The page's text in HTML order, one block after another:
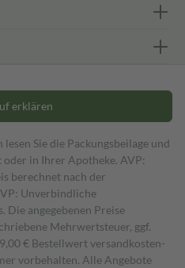
erklären
Sie die Packungsbeilage und
in Ihrer Apotheke. AVP:
berechnet nach der
Unverbindliche
Die angegebenen Preise
Mehrwertsteuer, ggf.
€ Bestell­wert versand­kosten­
vorbehalten. Alle Angebote